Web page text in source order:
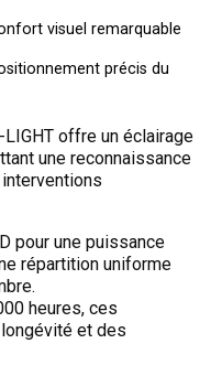
visuel remarquable
précis du
offre un éclairage
une reconnaissance
pour une puissance
répartition uniforme
heures, ces
et des